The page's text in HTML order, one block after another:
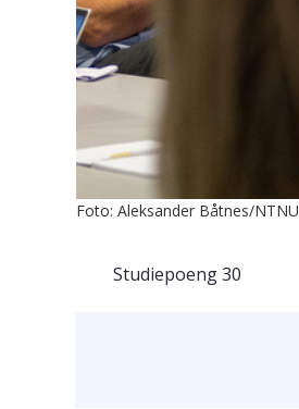
Foto: Aleksander Båtnes/NTNU
Studiepoeng30